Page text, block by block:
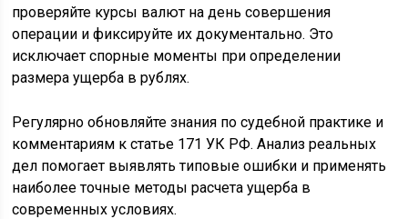
проверяйте курсы валют на день совершения
операции и фиксируйте их документально. Это
исключает спорные моменты при определении
размера ущерба в рублях.
Регулярно обновляйте знания по судебной практике и
комментариям к статье 171 УК РФ. Анализ реальных
дел помогает выявлять типовые ошибки и применять
наиболее точные методы расчета ущерба в
современных условиях.